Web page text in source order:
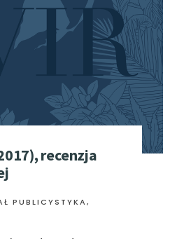
recenzja
PUBLICYSTYKA,